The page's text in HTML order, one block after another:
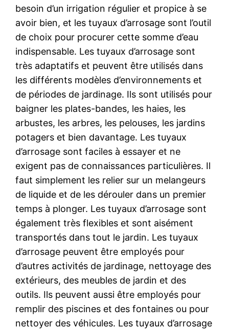
besoin d’un irrigation régulier et propice à se
avoir bien, et les tuyaux d’arrosage sont l’outil
de choix pour procurer cette somme d’eau
indispensable. Les tuyaux d’arrosage sont
très adaptatifs et peuvent être utilisés dans
les différents modèles d’environnements et
de périodes de jardinage. Ils sont utilisés pour
baigner les plates-bandes, les haies, les
arbustes, les arbres, les pelouses, les jardins
potagers et bien davantage. Les tuyaux
d’arrosage sont faciles à essayer et ne
exigent pas de connaissances particulières. Il
faut simplement les relier sur un melangeurs
de liquide et de les dérouler dans un premier
temps à plonger. Les tuyaux d’arrosage sont
également très flexibles et sont aisément
transportés dans tout le jardin. Les tuyaux
d’arrosage peuvent être employés pour
d’autres activités de jardinage, nettoyage des
extérieurs, des meubles de jardin et des
outils. Ils peuvent aussi être employés pour
remplir des piscines et des fontaines ou pour
nettoyer des véhicules. Les tuyaux d’arrosage